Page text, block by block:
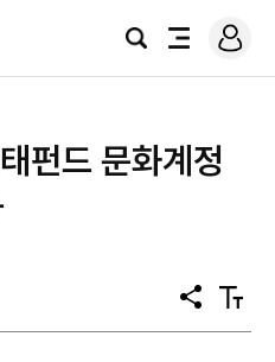
검
전
로
그
펀드 문화계정
공
유
텍
스